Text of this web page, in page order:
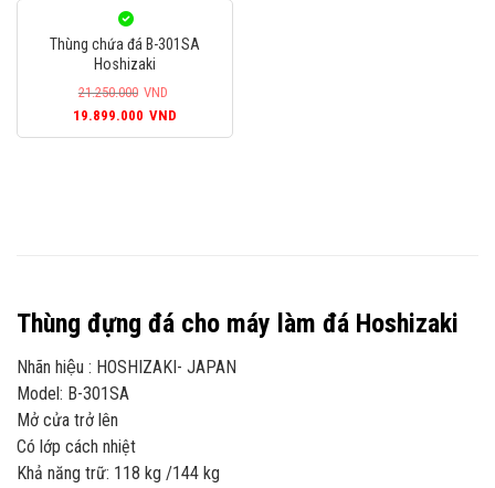
33.599.000VND.
30.999.000VND.
Thùng chứa đá B-301SA
Hoshizaki
21.250.000 VND
Giá
gốc
19.899.000 VND
hiện
Thùng đựng đá cho máy làm đá Hoshizaki
Nhãn hiệu : HOSHIZAKI- JAPAN
Model: B-301SA
Mở cửa trở lên
Có lớp cách nhiệt
Khả năng trữ: 118 kg /144 kg